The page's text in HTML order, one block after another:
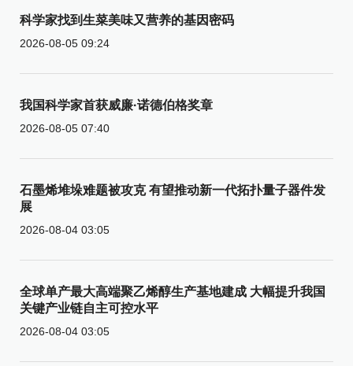
科学家找到生菜美味又营养的基因密码
2026-08-05 09:24
我国科学家首获威廉·诺德伯格奖章
2026-08-05 07:40
石墨烯堆垛难题被攻克 有望推动新一代拓扑量子器件发
展
2026-08-04 03:05
全球单产最大高端聚乙烯醇生产基地建成 大幅提升我国
关键产业链自主可控水平
2026-08-04 03:05